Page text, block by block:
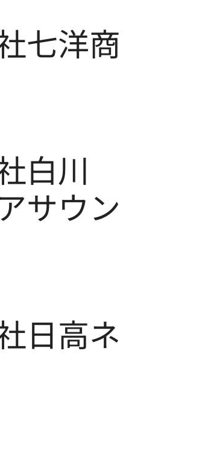
七洋商
白川
サウン
日高ネ